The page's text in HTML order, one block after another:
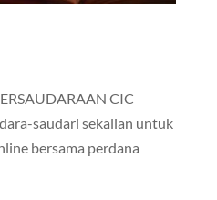
CIC
saudari sekalian untuk
bersama perdana